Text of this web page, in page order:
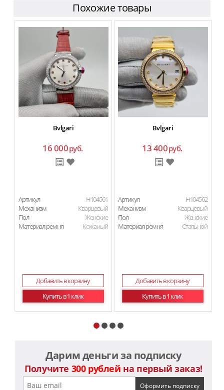
Похожие товары
Bvlgari
16 000руб.
Артикул
H104561
Механизм
Кварцевый
Пол
Женские
Материал ремня
Кожаный
Добавить в корзину
Купить в 1 клик
Bvlgari
13 400руб.
Артикул
H104562
Механизм
Кварцевый
Пол
Женские
Материал ремня
Стальной
Добавить в корзину
Купить в 1 клик
Дарим деньги за подписку
Получите 300 рублей на первый заказ!